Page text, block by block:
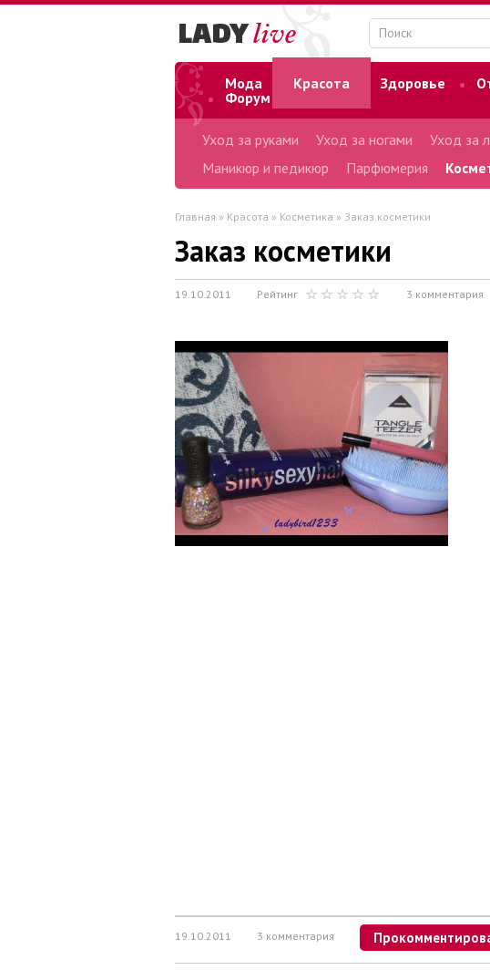
Мода Красота Здоровье
Форум
Уход за руками Уход за ногами Уход за
Маникюр и педикюр
Парфюмерия
Главная » Красота » Косметика » Заказ косметики
Заказ косметики
19.10.2011 Рейтинг 3 комментария
19.10.2011 3 комментария